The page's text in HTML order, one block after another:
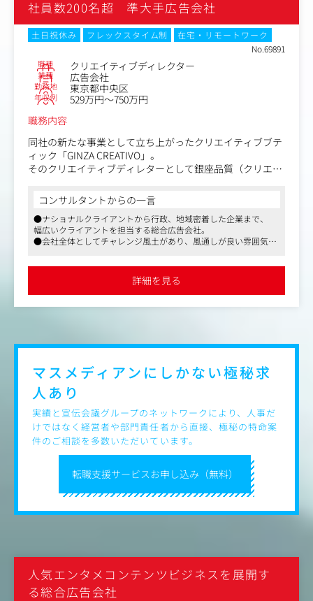
社員数200名超 準大手広告会社
土日祝休み フレックスタイム制
在宅・リモートワーク
No.69891
職種 クリエイティブディレクター
業種 広告会社
勤務地 東京都中央区
年収例
529万円～750万円
職務内容
同社の新たな事業として立ち上がったクリエイティブブテ
ィック「GINZA CREATIVO」。
そのクリエイティブディレターとして銀座品質（クリエイ
だきます。
■GINZA CREATIVOとは
詳細は下記をご参照ください。
https://ginzacreativo.com/
ビジネスやコミュニケーションにあらゆる変化が起きるな
か、「何かおもろいことないか」を掲げる同社で、しがら
コンサルタントからの一言
●ナショナルクライアントから行政、地域密着した企業まで、
幅広いクライアントを担当する総合広告会社。
●会社全体としてチャレンジ風土があり、風通しが良い雰囲気で
援する上で福利厚生面も充実。
●社会貢献活動・町おこしのための活動を行っています。
詳細を見る
転職支援サービスお申し込み（無料）
マスメディアンにしかない極秘求
人あり
実績と宣伝会議グループのネットワークにより、人事だ
けではなく経営者や部門責任者から直接、極秘の特命案
件のご相談を多数いただいています。
人気エンタメコンテンツビジネスを展開す
る総合広告会社